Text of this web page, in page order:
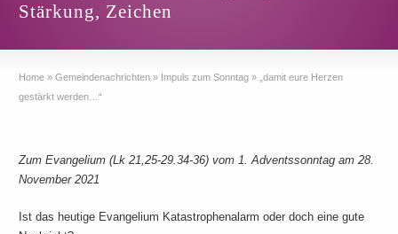
Stärkung, Zeichen
Home » Gemeindenachrichten » Impuls zum Sonntag » „damit eure Herzen
gestärkt werden…“
Zum Evangelium (Lk 21,25-29.34-36) vom 1. Adventssonntag am 28.
November 2021
Ist das heutige Evangelium Katastrophenalarm oder doch eine gute